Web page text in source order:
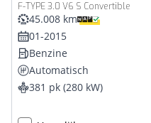
F-TYPE 3.0 V6 S Convertible
45.008 km
01-2015
Benzine
Automatisch
381 pk (280 kW)